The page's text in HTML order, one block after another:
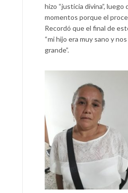
hizo “justicia divina”,
momentos porque el
Recordó que el final de
“mi hijo era muy sano y
grande”.